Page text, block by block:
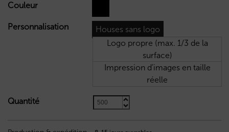
Couleur
Personnalisation
Houses sans logo
Logo propre (max. 1/3 de la
surface)
Impression d'images en taille
réelle
Quantité